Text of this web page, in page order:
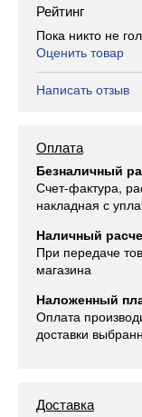
Рейтинг
Пока никто не
Оценить товар
Написать отзыв
Оплата
Безналичный
Счет-фактура,
накладная с
Наличный
При передаче
магазина
Наложенный
Оплата
доставки
Доставка